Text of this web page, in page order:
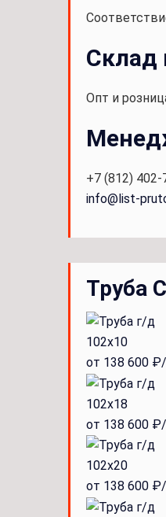
Склад
Опт и
+7 (812) 402-
info@list-
Труба
102x10
от 138 600
102x18
от 138 600
102x20
от 138 600